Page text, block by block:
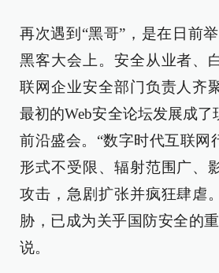
再次遇到“黑哥”，是在日前
黑客大会上。安全从业者、
联网企业安全部门负责人齐
最初的Web安全论坛发展成
前沿盛会。“数字时代互联网
形式不受限、辐射范围广、
攻击，急剧扩张并疯狂肆虐
胁，已成为关乎国防安全的
说。